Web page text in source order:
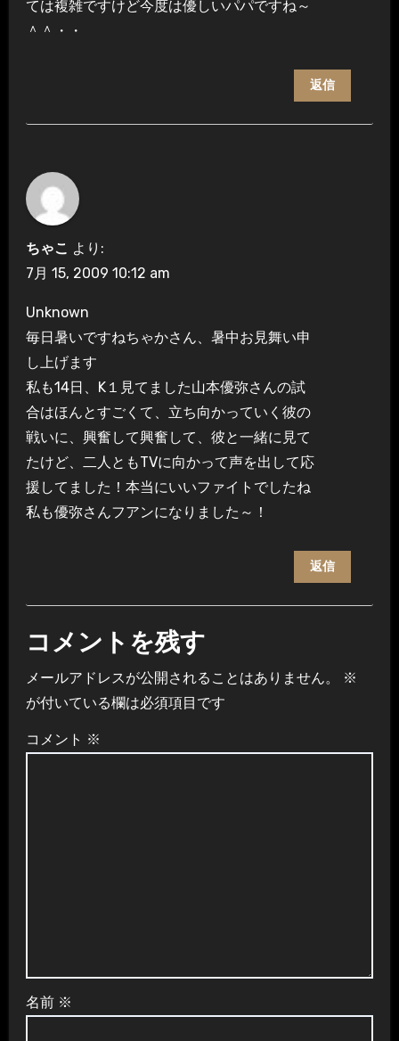
ては複雑ですけど今度は優しいパパですね～
＾＾・・
返信
ちゃこ より:
7月 15, 2009 10:12 am
Unknown
毎日暑いですねちゃかさん、暑中お見舞い申
し上げます
私も14日、K１見てました山本優弥さんの試
合はほんとすごくて、立ち向かっていく彼の
戦いに、興奮して興奮して、彼と一緒に見て
たけど、二人ともTVに向かって声を出して応
援してました！本当にいいファイトでしたね
私も優弥さんフアンになりました～！
返信
コメントを残す
メールアドレスが公開されることはありません。
※
が付いている欄は必須項目です
コメント ※
名前 ※